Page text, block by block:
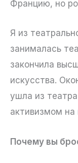
Францию, но
Я из
занималась
закончила
искусства.
ушла из
активизмом на
Почему вы